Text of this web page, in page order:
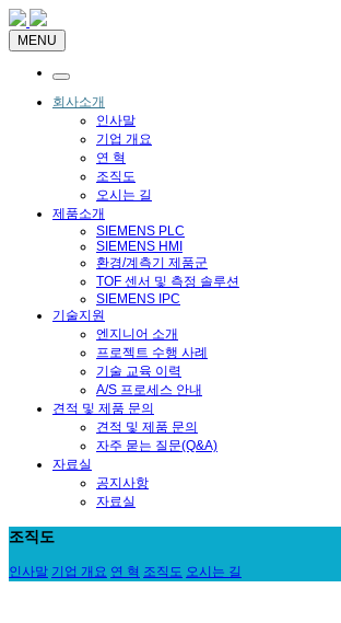
MENU
회사소개
인사말
기업 개요
연 혁
조직도
오시는 길
제품소개
SIEMENS PLC
SIEMENS HMI
환경/계측기 제품군
TOF 센서 및 측정 솔루션
SIEMENS IPC
기술지원
엔지니어 소개
프로젝트 수행 사례
기술 교육 이력
A/S 프로세스 안내
견적 및 제품 문의
견적 및 제품 문의
자주 묻는 질문(Q&A)
자료실
공지사항
자료실
조직도
인사말 기업 개요 연 혁 조직도 오시는 길